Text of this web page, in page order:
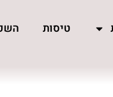
טיסות